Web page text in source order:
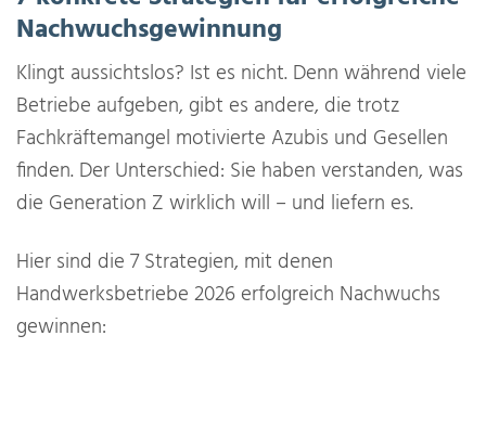
Nachwuchsgewinnung
Klingt aussichtslos? Ist es nicht. Denn während viele
Betriebe aufgeben, gibt es andere, die trotz
Fachkräftemangel motivierte Azubis und Gesellen
finden. Der Unterschied: Sie haben verstanden, was
die Generation Z wirklich will – und liefern es.
Hier sind die 7 Strategien, mit denen
Handwerksbetriebe 2026 erfolgreich Nachwuchs
gewinnen: